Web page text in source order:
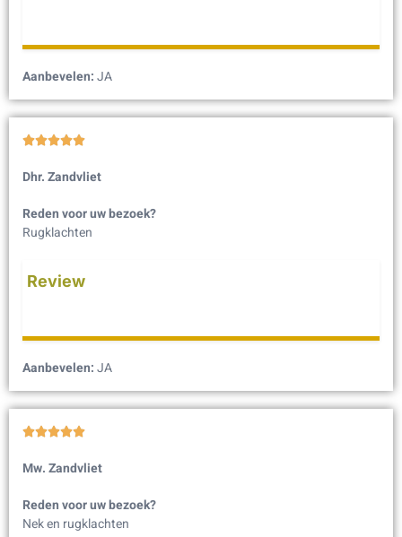
Aanbevelen:JA

Dhr. Zandvliet
Reden voor uw bezoek?
Rugklachten
Review
Aanbevelen:JA

Mw. Zandvliet
Reden voor uw bezoek?
Nek en rugklachten